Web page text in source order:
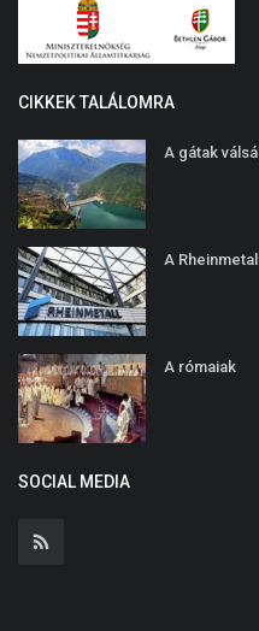
CIKKEK TALÁLOMRA
A gátak
A
A rómaiak
SOCIAL MEDIA